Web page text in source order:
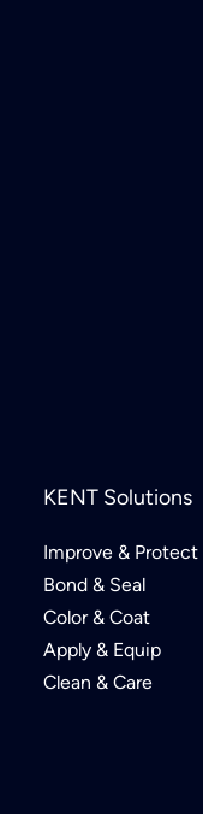
KENT Solutions
Improve & Protect
Bond & Seal
Color & Coat
Apply & Equip
Clean & Care